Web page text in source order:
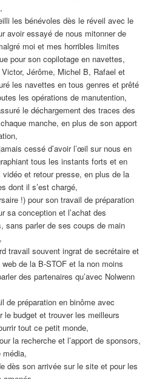
les bénévoles dès le réveil avec le
avoir essayé de nous mitonner de
moi et mes horribles limites
pour son copilotage en navettes,
Jérôme, Michel B, Rafael et
les navettes en tous genres et prêté
les opérations de manutention,
le déchargement des traces des
manche, en plus de son apport
cessé d’avoir l’œil sur nous en
tous les instants forts et en
vidéo et retour presse, en plus de la
dont il s’est chargé,
!) pour son travail de préparation
sa conception et l’achat des
sans parler de ses coups de main
travail souvent ingrat de secrétaire et
de la B-STOF et la non moins
des partenaires qu’avec Nolwenn
de préparation en binôme avec
le budget et trouver les meilleurs
tout ce petit monde,
la recherche et l’apport de sponsors,
média,
dès son arrivée sur le site et pour les